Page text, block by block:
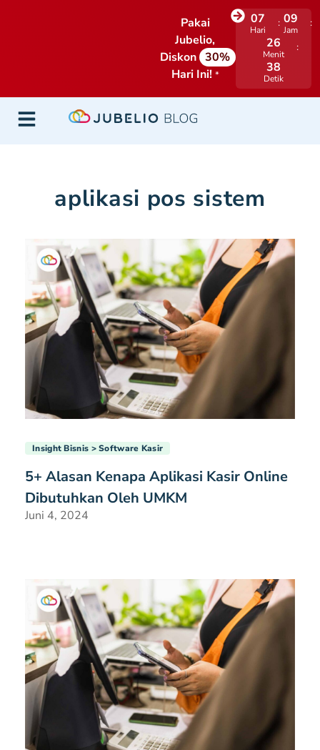
Pakai
Jubelio,
Diskon 30%
Hari Ini! *
07
Hari
09
Jam
26
Menit
37
Detik
aplikasi pos sistem
Insight Bisnis Software Kasir
5+ Alasan Kenapa Aplikasi Kasir Online
Dibutuhkan Oleh UMKM
Juni 4, 2024